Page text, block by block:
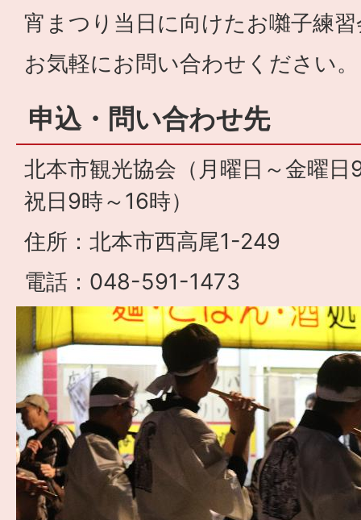
宵まつり当日に向けたお囃子練
お気軽にお問い合わせください。
申込・問い合わせ先
北本市観光協会（月曜日～金曜日
祝日9時～16時）
住所：北本市西高尾1-249
電話：048-591-1473